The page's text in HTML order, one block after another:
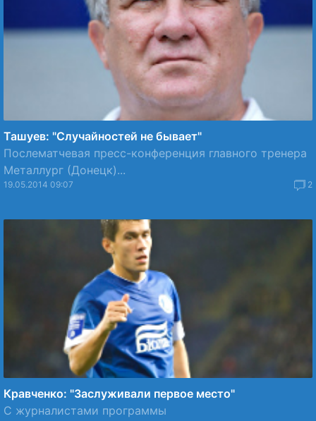
Ташуев: "Случайностей не бывает"
Послематчевая пресс-конференция главного тренера
Металлург (Донецк)...
19.05.2014 09:07 2
Кравченко: "Заслуживали первое место"
С журналистами программы